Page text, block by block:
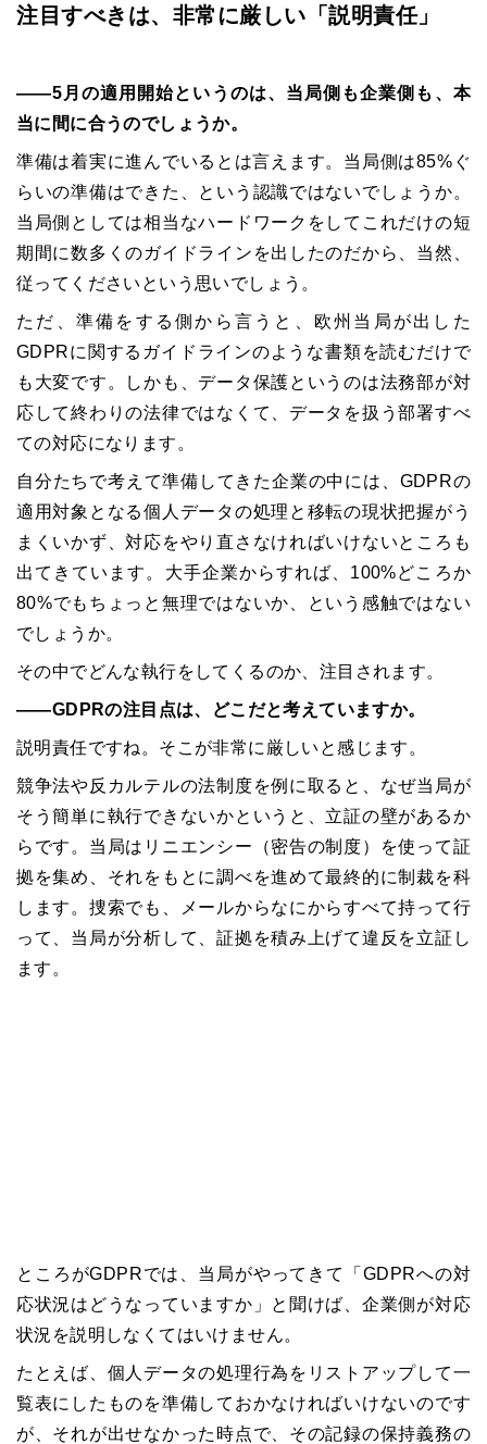
注目すべきは、非常に厳しい「説明責任」
――5 月の適用開始というのは、当局側も企業側も、本
当に間に合うのでしょうか。
準備は着実に進んでいるとは言えます。当局側は85% ぐ
らいの準備はできた、という認識ではないでしょうか。
当局側としては相当なハードワークをしてこれだけの短
期間に数多くのガイドラインを出したのだから、当然、
従ってくださいという思いでしょう。
ただ、準備をする側から言うと、欧州当局が出した
GDPRに関するガイドラインのような書類を読むだけで
も大変です。しかも、データ保護というのは法務部が対
応して終わりの法律ではなくて、データを扱う部署すべ
ての対応になります。
自分たちで考えて準備してきた企業の中には、 GDPRの
適用対象となる個人データの処理と移転の現状把握がう
まくいかず、対応をやり直さなければいけないところも
出てきています。大手企業からすれば、 100%どころか
80%でもちょっと無理ではないか、という感触ではない
でしょうか。
その中でどんな執行をしてくるのか、注目されます。
――GDPRの注目点は、どこだと考えていますか。
説明責任ですね。そこが非常に厳しいと感じます。
競争法や反カルテルの法制度を例に取ると、なぜ当局が
そう簡単に執行できないかというと、立証の壁があるか
らです。当局はリニエンシー（密告の制度）を使って証
拠を集め、それをもとに調べを進めて最終的に制裁を科
します。捜索でも、メールからなにからすべて持って行
って、当局が分析して、証拠を積み上げて違反を立証し
ます。
ところがGDPRでは、当局がやってきて「 GDPRへの対
応状況はどうなっていますか」と聞けば、企業側が対応
状況を説明しなくてはいけません。
たとえば、個人データの処理行為をリストアップして一
覧表にしたものを準備しておかなければいけないのです
が、それが出せなかった時点で、その記録の保持義務の